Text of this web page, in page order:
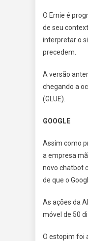
O Ernie é
de seu
interpretar o
precedem.
A versão
chegando a
(GLUE).
GOOGLE
Assim como
a empresa
novo chatbot
de que o
As ações da
móvel de 50
O estopim foi